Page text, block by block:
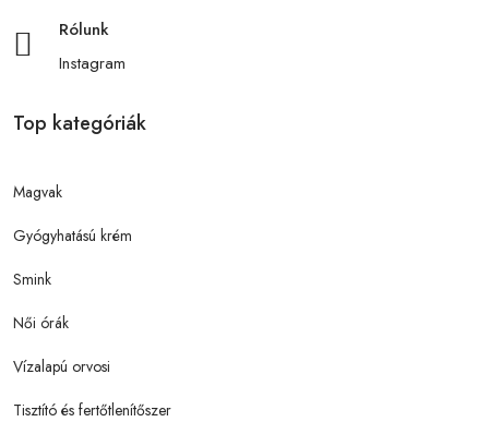
Rólunk
Instagram
Top kategóriák
Magvak
Gyógyhatású krém
Smink
Női órák
Vízalapú orvosi
Tisztító és fertőtlenítőszer